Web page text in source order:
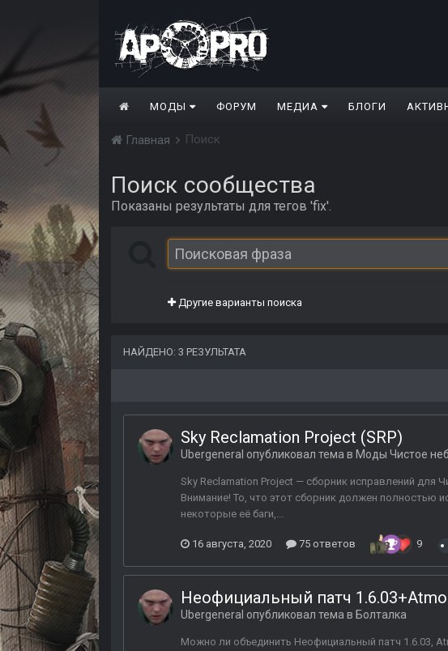
МОДЫ ФОРУМ МЕДИА БЛОГИ
Главная Поиск
Поиск сообщества
Показаны результаты для тегов 'fix'.
Другие варианты поиска
НАЙДЕНО: 3 РЕЗУЛЬТАТА
Sky Reclamation Project (SRP)
Ubergeneral опубликовал тема в Моды Чистое
Sky Reclamation Project — сборник исправлений для
Внимание! То, что этот сборник должен полностью
некоторые её баги,...
16 августа, 2020 75 ответов 9
Неофициальный патч
Ubergeneral опубликовал тема в Болталка
Можно ли объединить Неофициальный патч 1.6.03,